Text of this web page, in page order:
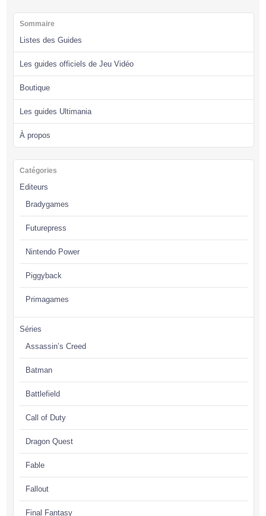
Sommaire
Listes des Guides
Les guides officiels de Jeu Vidéo
Boutique
Les guides Ultimania
À propos
Catégories
Editeurs
Bradygames
Futurepress
Nintendo Power
Piggyback
Primagames
Séries
Assassin’s Creed
Batman
Battlefield
Call of Duty
Dragon Quest
Fable
Fallout
Final Fantasy